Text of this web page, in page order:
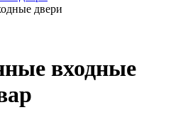
двери
входные